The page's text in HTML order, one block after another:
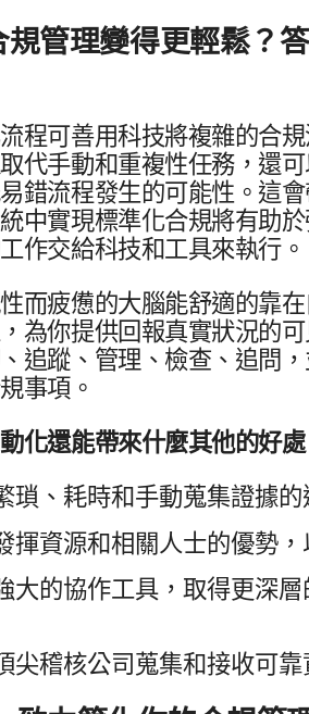
規​管理​變得​更​輕鬆？​
程​可​善用​科技​將​複雜​的​合
代​手動​和​重複性​任務，​還​
錯​流程​發生​的​可能性。​這​
中實現​標準化​合規​將​有助
作​交給​科技​和​工具​來​執行。
而​疲憊​的​大腦​能​舒適​的​靠
為​你​提供​回報​真實​狀況​的​
追蹤、​管理、​檢查、​追問
事​項。
化​還​能​帶來​什麼​其他​的​好處
瑣、​耗時​和​手動​蒐集​證據​
揮​資源​和​相關​人士​的​優勢
大​的​協作​工具，​取得​更​深
尖​稽核​公司​蒐集​和​接收​可​